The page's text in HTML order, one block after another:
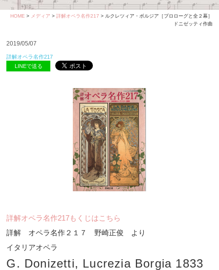
HOME > メディア > 詳解オペラ名作217 > ルクレツィア・ボルジア［プロローグと全２幕］
ドニゼッティ作曲
2019/05/07
詳解オペラ名作217
LINEで送る
詳解オペラ名作217もくじはこちら
詳解 オペラ名作２１７ 野崎正俊 より
イタリアオペラ
G. Donizetti, Lucrezia Borgia 1833